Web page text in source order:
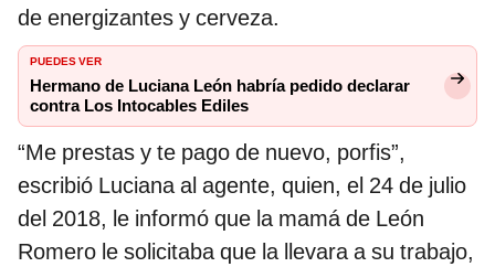
de energizantes y cerveza.
PUEDES VER
Hermano de Luciana León habría pedido declarar
contra Los Intocables Ediles
“Me prestas y te pago de nuevo, porfis”,
escribió Luciana al agente, quien, el 24 de julio
del 2018, le informó que la mamá de León
Romero le solicitaba que la llevara a su trabajo,